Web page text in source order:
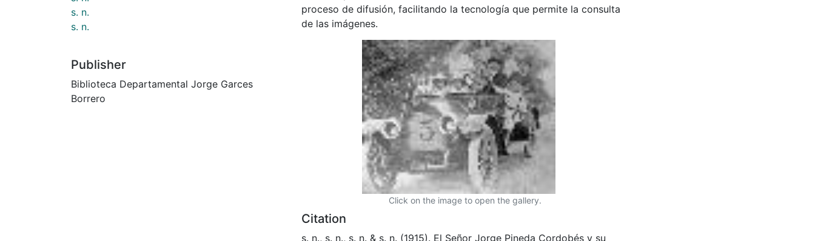
s. n.
s. n.
Publisher
Biblioteca Departamental Jorge Garces
Borrero
proceso de difusión, facilitando la tecnología que permite la consulta
de las imágenes.
Click on the image to open the gallery.
Citation
s. n., s. n., s. n. & s. n. (1915). El Señor Jorge Pineda Cordobés y su